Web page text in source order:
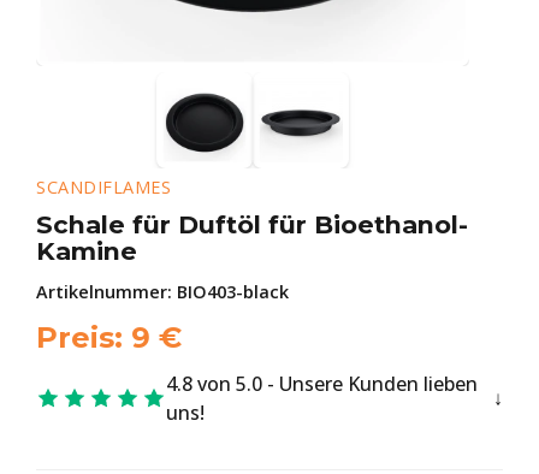
SCANDIFLAMES
Schale für Duftöl für Bioethanol-
Kamine
Artikelnummer: BIO403-black
Preis: 9 €
4.8 von 5.0 - Unsere Kunden lieben
uns!